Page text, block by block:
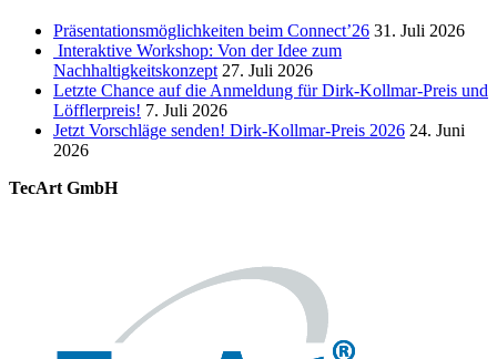
Präsentationsmöglichkeiten beim Connect’26 31. Juli 2026
Interaktive Workshop: Von der Idee zum
Nachhaltigkeitskonzept 27. Juli 2026
Letzte Chance auf die Anmeldung für Dirk-Kollmar-Preis und
Löfflerpreis! 7. Juli 2026
Jetzt Vorschläge senden! Dirk-Kollmar-Preis 2026 24. Juni
2026
TecArt GmbH